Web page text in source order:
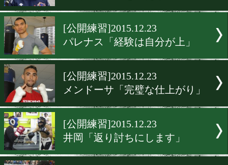
[公開練習]2015.12.27
KO決着必至
[公開練習]2015.12.25
レベコ90秒の公開練習
[公開練習]2015.12.24